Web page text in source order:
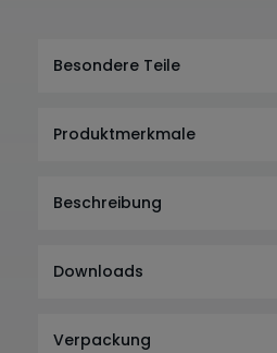
Besondere Teile
Produktmerkmale
Beschreibung
Downloads
Verpackung